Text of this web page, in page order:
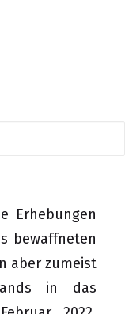
Erhebungen
bewaffneten
aber zumeist
in das